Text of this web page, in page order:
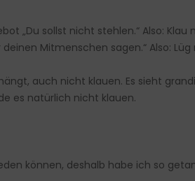
„Du sollst nicht stehlen.“ Also: Klau
Mitmenschen sagen.“ Also: Lüg
auch nicht klauen. Es sieht
es natürlich nicht klauen.
können, deshalb habe ich so